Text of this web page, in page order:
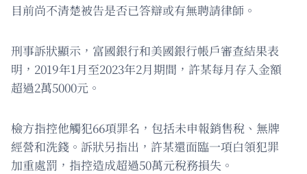
目前尚不清楚被告是否已答辯或有無聘請律師。
刑事訴狀顯示，富國銀行和美國銀行帳戶審查結果表
明，2019年1月至2023年2月期間，許某每月存入金額
超過2萬5000元。
檢方指控他觸犯66項罪名，包括未申報銷售稅、無牌
經營和洗錢。訴狀另指出，許某還面臨一項白領犯罪
加重處罰，指控造成超過50萬元稅務損失。